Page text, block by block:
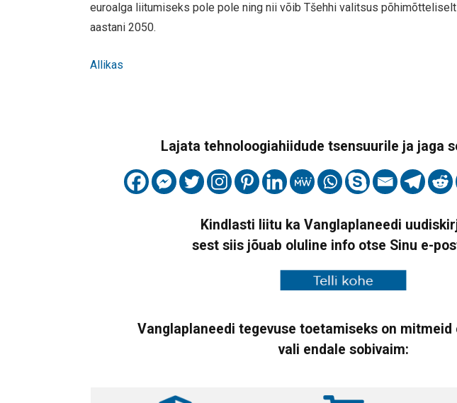
euroalga liitumiseks pole pole ning nii võib Tšehhi valitsus
aastani 2050.
Allikas
Lajata tehnoloogiahiidude tsensuurile ja jaga
Kindlasti liitu ka Vanglaplaneedi
sest siis jõuab oluline info otse Sinu e-
Vanglaplaneedi tegevuse toetamiseks on mitmeid
vali endale sobivaim: